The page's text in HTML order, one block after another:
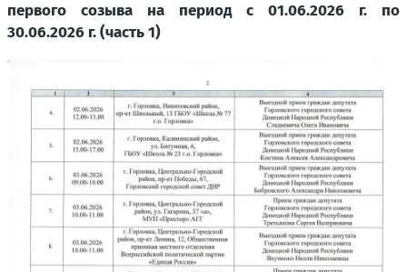
первого созыва на период с 01.06.2026 г. по
30.06.2026 г. (часть 1)